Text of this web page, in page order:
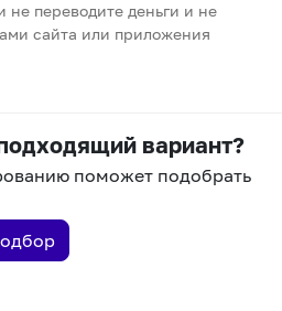
не переводите деньги и не
сайта или приложения
вариант?
поможет подобрать